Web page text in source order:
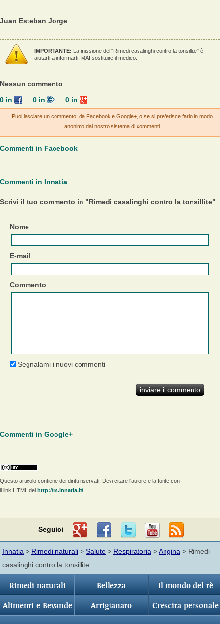
Juan Esteban Jorge
IMPORTANTE: La missione del "Rimedi casalinghi contro la tonsillite" è
aiutarti a informarti, MAI sostituire il medico.
Nessun commento
0in 0in 0 in
Puoi lasciare un commento, da Facebook e Google+, o se si preferisce farlo in modo
anonimo dal nostro sistema di commenti
Commenti in Facebook
Commenti in Innatia
Scrivi il tuo commento in "Rimedi casalinghi contro la tonsillite"
Nome
E-mail
Commento
Segnalami i nuovi commenti
Commenti in Google+
Questo articolo contiene dei diritti riservati. Devi citare l'autore e la fonte con
il link HTML del http://m.innatia.it/
Seguici
Innatia > Rimedi naturali > Salute > Respiratoria >Angina > Rimedi
casalinghi contro la tonsillite
Rimedi naturali Bellezza Il mondo del tè
Alimenti e Bevande Artigianato Crescita personale